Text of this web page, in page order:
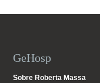
GeHosp
Sobre Roberta Massa